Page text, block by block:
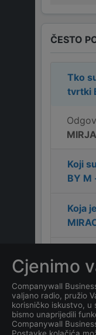
ČESTO
Tko
tvrtki
Koji
BY M
Koja
Cjenimo
Companywall
valjano radio, pružio
korisničko iskustvo,
bismo unaprijedili
Companywall